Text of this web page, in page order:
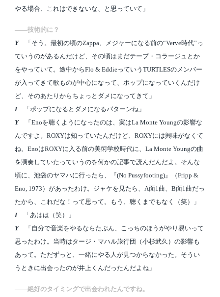
やる場合、これはできないな、と思っていて」
――技術的に？
Y「そう。最初の頃のZappa、メジャーになる前の“Verve時代”っ
ていうのがあるんだけど、その頃はまだテープ・コラージュとか
をやっていて。途中からFlo & EddieっていうTURTLESのメンバー
が入ってきて歌ものが中心になって、ポップになっていくんだけ
ど、そのあたりからちょっとダメになってきて」
I「ポップになるとダメになるパターンね」
Y「Enoを聴くようになったのは、実はLa Monte Youngの影響な
んですよ。ROXYは知っていたんだけど、ROXYには興味がなくて
ね。EnoはROXYに入る前の美術学校時代に、La Monte Youngの曲
を演奏していたっていうのを何かの記事で読んだんだよ。そんな
頃に、池袋のヤマハに行ったら、『(No Pussyfooting)』（Fripp &
Eno, 1973）があったわけ。ジャケを見たら、A面1曲、B面1曲だっ
たから、これだな！って思って。もう、聴くまでもなく（笑）」
I「あはは（笑）」
Y「自分で音楽をやるならたぶん、こっちのほうがやり易いって
思ったわけ。当時はタージ・マハル旅行団（小杉武久）の影響も
あって。ただずっと、一緒にやる人が見つからなかった。そうい
うときに出会ったのが井上くんだったんだよね」
――絶好のタイミングで出会われたんですね。